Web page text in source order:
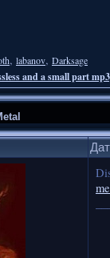
, labanov, Darksage
and a small part